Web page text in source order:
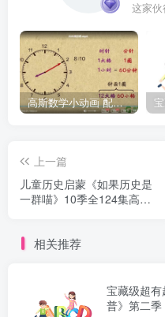
这家
高斯数学小动画 配套小学1-6年级数学 课堂知识点动画教学视频MP4 百度网盘下载
上一篇
儿童历史启蒙《如果历史是
一群喵》10季全124集高清
相关推荐
宝藏级超
普》第二